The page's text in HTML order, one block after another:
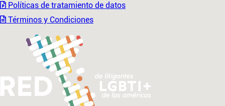
Políticas de tratamiento de datos
Términos y Condiciones